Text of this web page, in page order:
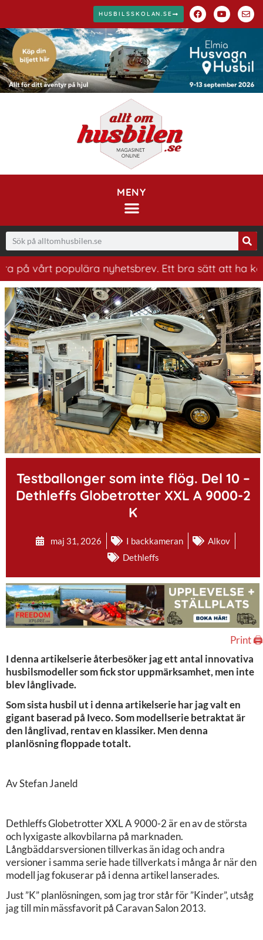
HUSBILSSKOLAN.SE
MENY
populära nyhetsbrev. Ett bra sätt att ha koll på
.
Testballonger som inte flög. Del 10 –
Dethleffs Globetrotter XXL A 9000-2
K
maj 31, 2026 I backkameran
Alkov
Dethleffs
Print 🖨
I denna artikelserie återbesöker jag ett antal innovativa
husbilsmodeller som fick stor uppmärksamhet, men inte
blev långlivade.
Som sista husbil ut i denna artikelserie har jag valt en
gigant baserad på Iveco. Som modellserie betraktat är
den långlivad, rentav en klassiker. Men denna
planlösning floppade totalt.
Av Stefan Janeld
Dethleffs Globetrotter XXL A 9000-2 är en av de största
och lyxigaste alkovbilarna på marknaden.
Långbäddarsversionen tillverkas än idag och andra
versioner i samma serie hade tillverkats i många år när den
modell jag fokuserar på i denna artikel lanserades.
Just ”K” planlösningen, som jag tror står för ”Kinder”, utsåg
jag till min mässfavorit på Caravan Salon 2013.